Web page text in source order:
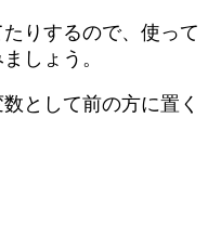
りするので、使って
しょう。
として前の方に置く